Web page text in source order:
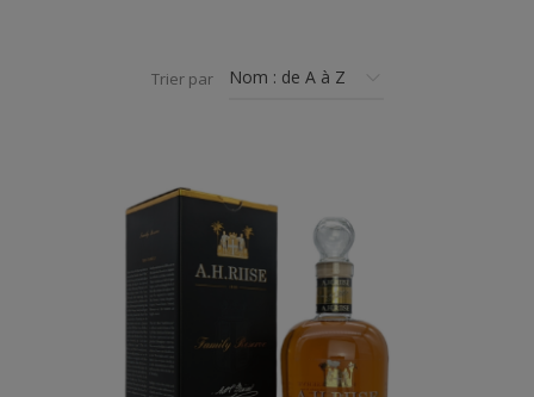
Trier par